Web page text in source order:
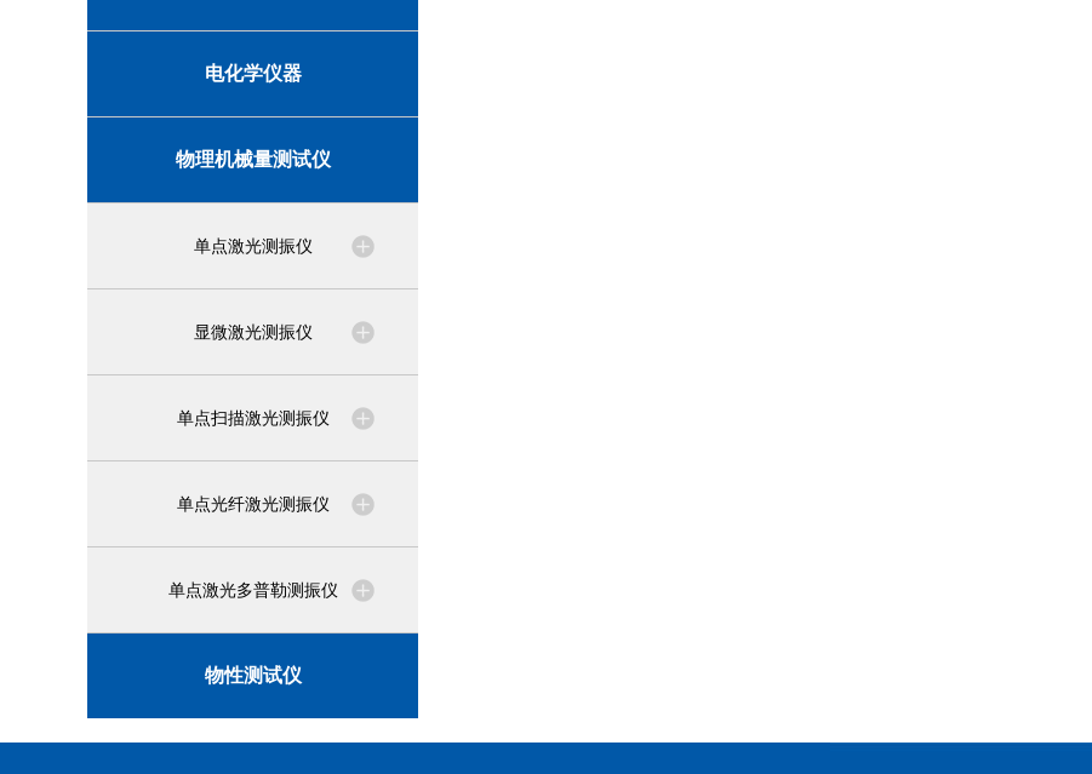
电化学仪器
物理机械量测试仪
单点激光测振仪
显微激光测振仪
单点扫描激光测振仪
单点光纤激光测振仪
单点激光多普勒测振仪
物性测试仪